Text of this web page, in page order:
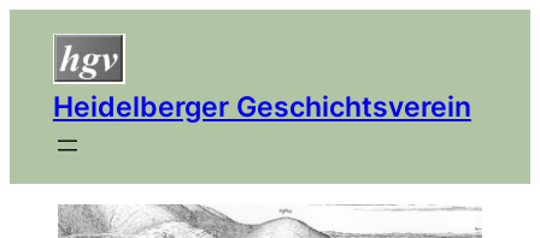
Heidelberger Geschichtsverein